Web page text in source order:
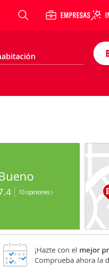
10 opiniones
¡Hazte con el mejor
Comprueba ahora la